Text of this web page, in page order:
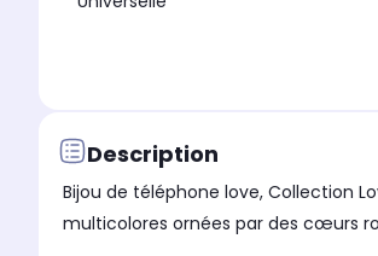
Description
Bijou de téléphone love, Collection
multicolores ornées par des cœurs